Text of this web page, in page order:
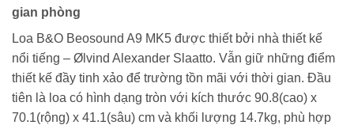
gian phòng
Loa B&O Beosound A9 MK5 được thiết bởi nhà thiết kế
nổi tiếng – Ølvind Alexander Slaatto. Vẫn giữ những điểm
thiết kế đầy tinh xảo để trường tồn mãi với thời gian. Đầu
tiên là loa có hình dạng tròn với kích thước 90.8(cao) x
70.1(rộng) x 41.1(sâu) cm và khối lượng 14.7kg, phù hợp